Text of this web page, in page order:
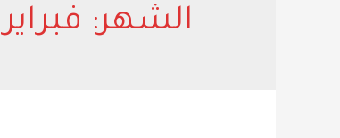
الشهر: فبراير 2022